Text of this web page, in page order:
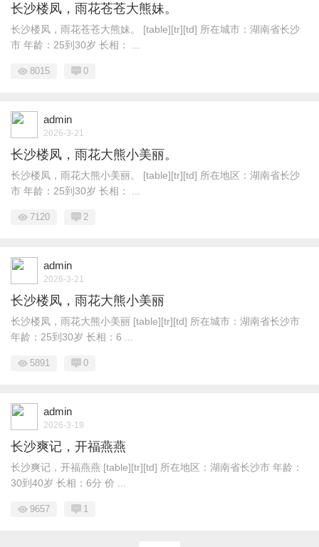
长沙楼凤，雨花苍苍大熊妹。
长沙楼凤，雨花苍苍大熊妹。 [table][tr][td] 所在城市：湖南省长沙
市 年龄：25到30岁 长相： ...
8015 0
admin
2026-3-21
长沙楼凤，雨花大熊小美丽。
长沙楼凤，雨花大熊小美丽。 [table][tr][td] 所在地区：湖南省长沙
市 年龄：25到30岁 长相： ...
7120 2
admin
2026-3-21
长沙楼凤，雨花大熊小美丽
长沙楼凤，雨花大熊小美丽 [table][tr][td] 所在城市：湖南省长沙市
年龄：25到30岁 长相：6 ...
5891 0
admin
2026-3-19
长沙爽记，开福燕燕
长沙爽记，开福燕燕 [table][tr][td] 所在地区：湖南省长沙市 年龄：
30到40岁 长相：6分 价 ...
9657 1